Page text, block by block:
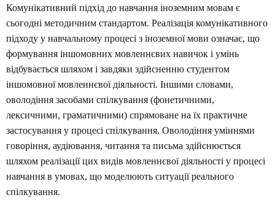
Комунікативний підхід до навчання іноземним мовам є
сьогодні методичним стандартом. Реалізація комунікативного
підходу у навчальному процесі з іноземної мови означає, що
формування іншомовних мовленнєвих навичок і умінь
відбувається шляхом і завдяки здійсненню студентом
іншомовної мовленнєвої діяльності. Іншими словами,
оволодіння засобами спілкування (фонетичними,
лексичними, граматичними) спрямоване на їх практичне
застосування у процесі спілкування. Оволодіння уміннями
говоріння, аудіювання, читання та письма здійснюється
шляхом реалізації цих видів мовленнєвої діяльності у процесі
навчання в умовах, що моделюють ситуації реального
спілкування.